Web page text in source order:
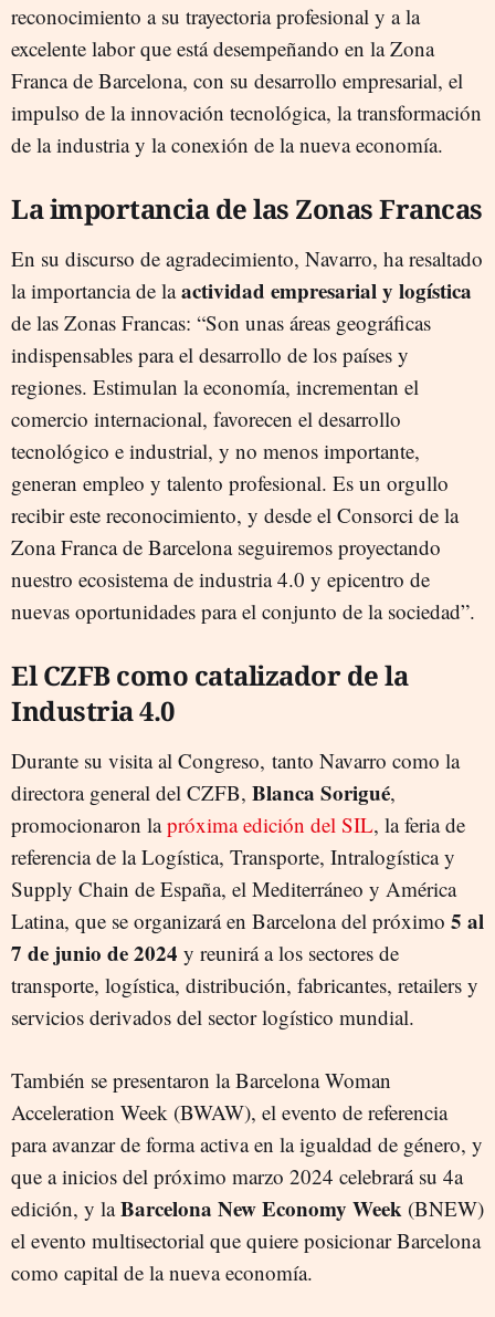
reconocimiento a su trayectoria profesional y a la
excelente labor que está desempeñando en la Zona
Franca de Barcelona, con su desarrollo empresarial, el
impulso de la innovación tecnológica, la transformación
de la industria y la conexión de la nueva economía.
La importancia de las Zonas Francas
En su discurso de agradecimiento, Navarro, ha resaltado
la importancia de laactividad empresarial y logística
de las Zonas Francas: “Son unas áreas geográficas
indispensables para el desarrollo de los países y
regiones. Estimulan la economía, incrementan el
comercio internacional, favorecen el desarrollo
tecnológico e industrial, y no menos importante,
generan empleo y talento profesional. Es un orgullo
recibir este reconocimiento, y desde el Consorci de la
Zona Franca de Barcelona seguiremos proyectando
nuestro ecosistema de industria 4.0 y epicentro de
nuevas oportunidades para el conjunto de la sociedad”.
El CZFB como catalizador de la
Industria 4.0
Durante su visita al Congreso, tanto Navarro como la
directora general del CZFB, Blanca Sorigué,
promocionaron lapróxima edición del SIL, la feria de
referencia de la Logística, Transporte, Intralogística y
Supply Chain de España, el Mediterráneo y América
Latina, que se organizará en Barcelona del próximo 5 al
7 de junio de 2024 y reunirá a los sectores de
transporte, logística, distribución, fabricantes, retailers y
servicios derivados del sector logístico mundial.
También se presentaron la Barcelona Woman
Acceleration Week (BWAW), el evento de referencia
para avanzar de forma activa en la igualdad de género, y
que a inicios del próximo marzo 2024 celebrará su 4a
edición, y laBarcelona New Economy Week (BNEW)
el evento multisectorial que quiere posicionar Barcelona
como capital de la nueva economía.